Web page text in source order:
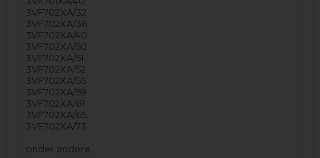
3VF702XA/32
3VF702XA/36
3VF702XA/40
3VF702XA/50
3VF702XA/51
3VF702XA/52
3VF702XA/55
3VF702XA/59
3VF702XA/61
3VF702XA/65
3VF702XA/73
onder andere…